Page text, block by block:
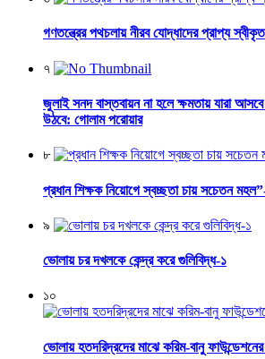
গণতন্ত্রের পথচলায় নীরব যোদ্ধাদের প্রাপ্য স্বীকৃত
৭
জুলাই সনদ বাস্তবায়ন না হলে ক্ষমতায় যারা আসবে
উঠবে: গোলাম পরোয়ার
৮
প্রধান শিক্ষক নিয়োগে স্বচ্ছতা চায় সচেতন
৯
ভোলায় চর দখলকে কেন্দ্র করে গুলিবিদ্ধ-১
১০
ভোলায় হতদরিদ্রদের মাঝে করিম-বানু